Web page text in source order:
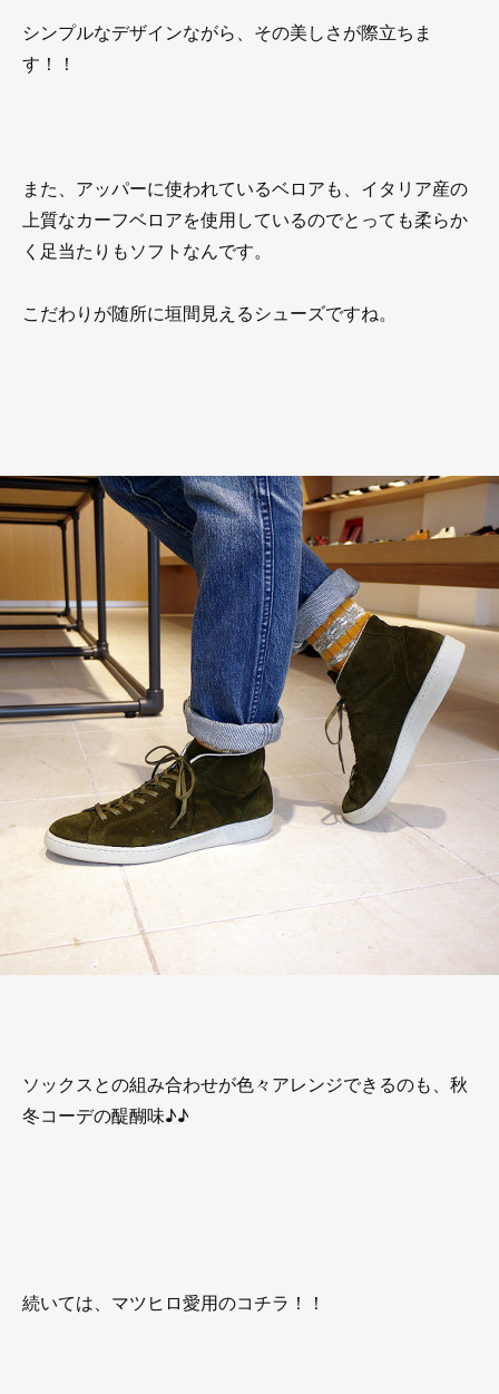
シンプルなデザインながら、その美しさが際立ちま
す！！
また、アッパーに使われているベロアも、イタリア産の
上質なカーフベロアを使用しているのでとっても柔らか
く足当たりもソフトなんです。
こだわりが随所に垣間見えるシューズですね。
ソックスとの組み合わせが色々アレンジできるのも、秋
冬コーデの醍醐味♪♪
続いては、マツヒロ愛用のコチラ！！